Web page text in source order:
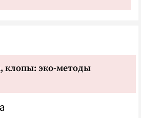
клопы: эко-методы